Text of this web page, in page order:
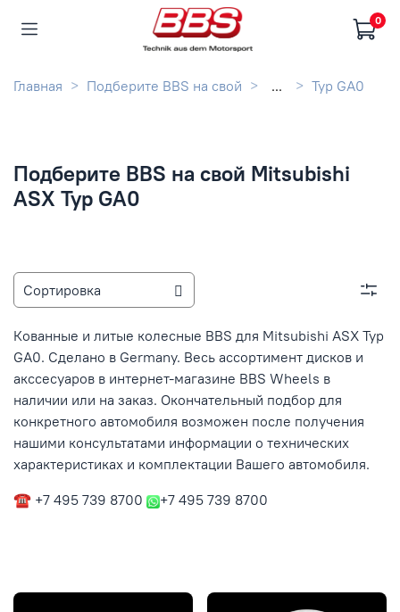
0
Главная Подберите BBS на свой ... Typ GA0
Подберите BBS на свой Mitsubishi
ASX Typ GA0
Кованные и литые колесные BBS для Mitsubishi ASX Typ
GA0. Сделано в Germany. Весь ассортимент дисков и
акссесуаров в интернет-магазине BBS Wheels в
наличии или на заказ. Окончательный подбор для
конкретного автомобиля возможен после получения
нашими консультатами информации о технических
характеристиках и комплектации Вашего автомобиля.
☎ +7 495 739 8700
+7 495 739 8700